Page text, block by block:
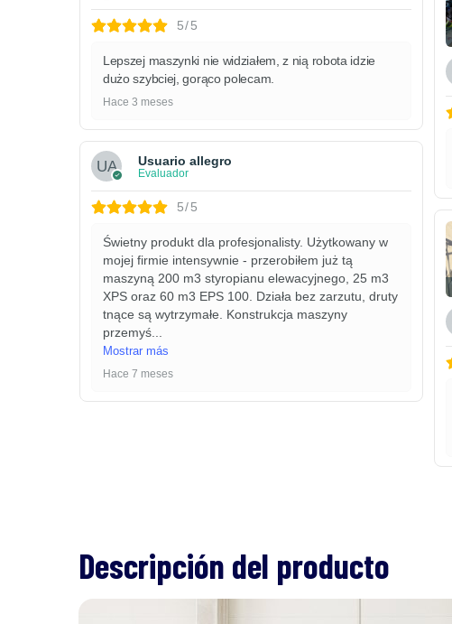
5/5
Lepszej maszynki nie widziałem, z nią robota idzie
dużo szybciej, gorąco polecam.
Hace 3 meses
Usuario allegro
Evaluador
5/5
Świetny produkt dla profesjonalisty. Użytkowany w
mojej firmie intensywnie - przerobiłem już tą
maszyną 200 m3 styropianu elewacyjnego, 25 m3
XPS oraz 60 m3 EPS 100. Działa bez zarzutu, druty
tnące są wytrzymałe. Konstrukcja maszyny
przemyś...
Mostrar más
Hace 7 meses
Descripción del producto